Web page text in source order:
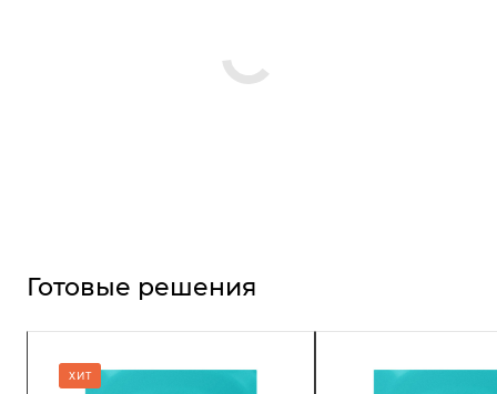
Готовые решения
ХИТ